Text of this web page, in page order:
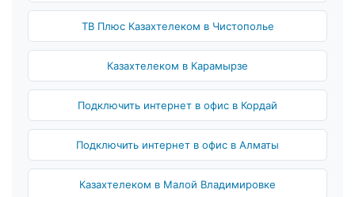
ТВ Плюс Казахтелеком в Чистополье
Казахтелеком в Карамырзе
Подключить интернет в офис в Кордай
Подключить интернет в офис в Алматы
Казахтелеком в Малой Владимировке